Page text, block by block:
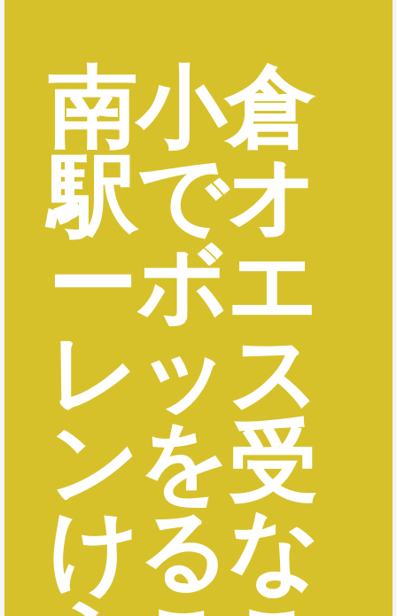
南小倉
駅でオ
ーボエ
レッス
ンを受
けるな